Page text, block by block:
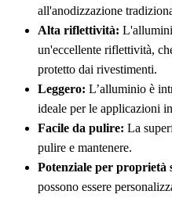
all'anodizzazione
Alta riflettività:
un'eccellente riflettività,
protetto dai rivestimenti.
Leggero: L’alluminio è
ideale per le applicazioni
Facile da pulire: La
pulire e mantenere.
Potenziale per proprietà
possono essere